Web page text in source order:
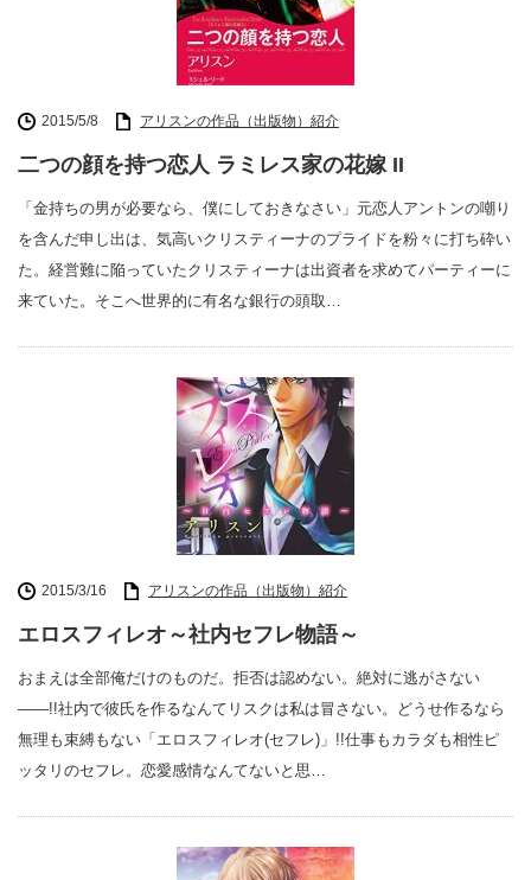
2015/5/8 アリスンの作品（出版物）紹介
二つの顔を持つ恋人 ラミレス家の花嫁 II
「金持ちの男が必要なら、僕にしておきなさい」元恋人アントンの嘲り
を含んだ申し出は、気高いクリスティーナのプライドを粉々に打ち砕い
た。経営難に陥っていたクリスティーナは出資者を求めてパーティーに
来ていた。そこへ世界的に有名な銀行の頭取…
2015/3/16 アリスンの作品（出版物）紹介
エロスフィレオ～社内セフレ物語～
おまえは全部俺だけのものだ。拒否は認めない。絶対に逃がさない
――!!社内で彼氏を作るなんてリスクは私は冒さない。どうせ作るなら
無理も束縛もない「エロスフィレオ(セフレ)」!!仕事もカラダも相性ピ
ッタリのセフレ。恋愛感情なんてないと思…